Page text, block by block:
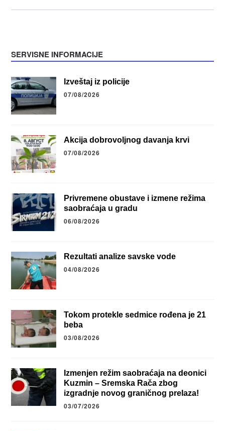
SERVISNE INFORMACIJE
Izveštaj iz policije
07/08/2026
Akcija dobrovoljnog davanja krvi
07/08/2026
Privremene obustave i izmene režima
saobraćaja u gradu
06/08/2026
Rezultati analize savske vode
04/08/2026
Tokom protekle sedmice rođena je 21
beba
03/08/2026
Izmenjen režim saobraćaja na deonici
Kuzmin – Sremska Rača zbog
izgradnje novog graničnog prelaza!
03/07/2026